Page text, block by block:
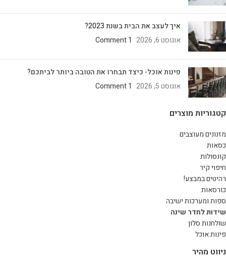
איך לעצב את הבית בשנת 2023?
אוגוסט 6, 2026
1 Comment
פינות אוכל- כיצד תבחרו את הטובה ביותר לביתכם?
אוגוסט 5, 2026
1 Comment
קטגוריות מוצרים
מזנונים מעוצבים
כסאות
קונסולות
חיפוי קיר
רהיטים במבצע!
כורסאות
ספות ומערכות ישיבה
שידות לחדר שינה
שולחנות סלון
פינות אוכל
ניווט מהיר